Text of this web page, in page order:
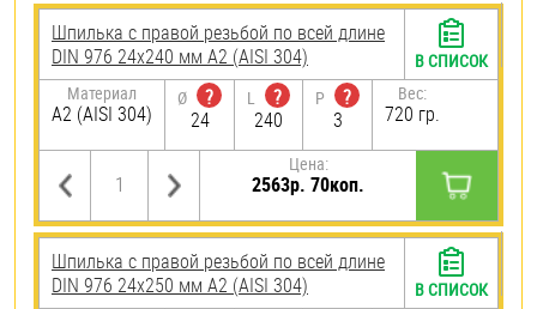
Шпилька с правой резьбой по всей длине
DIN 976 24х240 мм А2 (AISI 304)
Материал
А2 (AISI 304)
Ø
?
24
L
?
240
P
?
3
Вес:
720 гр.
Цена:
2563р. 70коп.
В СПИСОК
Шпилька с правой резьбой по всей длине
DIN 976 24х250 мм А2 (AISI 304)
В СПИСОК